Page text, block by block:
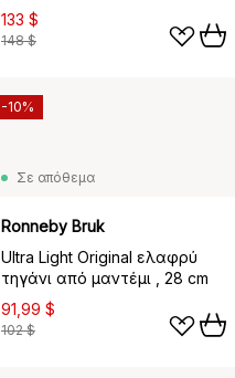
μαντέμι, 5 L
133 $
148 $
Σε απόθεμα
Ronneby Bruk
Ultra Light Original ελαφρύ
τηγάνι από μαντέμι , 28 cm
91,99 $
102 $
-10%